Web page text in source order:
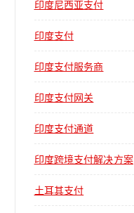
印度尼西亚支付
印度支付
印度支付服务商
印度支付网关
印度支付通道
印度跨境支付解决方案
土耳其支付